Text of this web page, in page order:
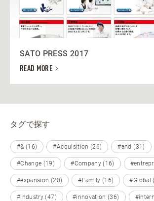
SATO PRESS 2017
READ MORE
タグで探す
#& (16) #Acquisition (26) #and (31)
#Change (19) #Company (16)
#expansion (20) #Family (16) #Global
#industry (47) #innovation (36)